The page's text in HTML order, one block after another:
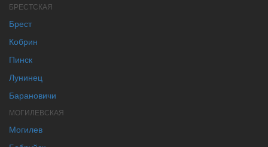
БРЕСТСКАЯ
Брест
Кобрин
Пинск
Лунинец
Барановичи
МОГИЛЕВСКАЯ
Могилев